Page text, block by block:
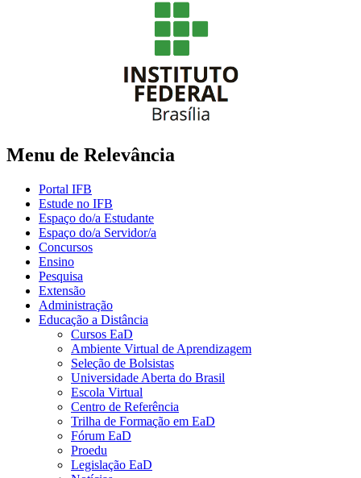
Menu de Relevância
Portal IFB
Estude no IFB
Espaço do/a Estudante
Espaço do/a Servidor/a
Concursos
Ensino
Pesquisa
Extensão
Administração
Educação a Distância
Cursos EaD
Ambiente Virtual de Aprendizagem
Seleção de Bolsistas
Universidade Aberta do Brasil
Escola Virtual
Centro de Referência
Trilha de Formação em EaD
Fórum EaD
Proedu
Legislação EaD